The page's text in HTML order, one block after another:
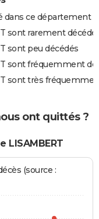
dans ce département
sont rarement
sont peu décédés
sont fréquemment
sont très
ont quittés ?
LISAMBERT
(source :